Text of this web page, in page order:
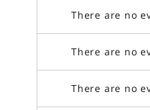
There are no
There are no
There are no